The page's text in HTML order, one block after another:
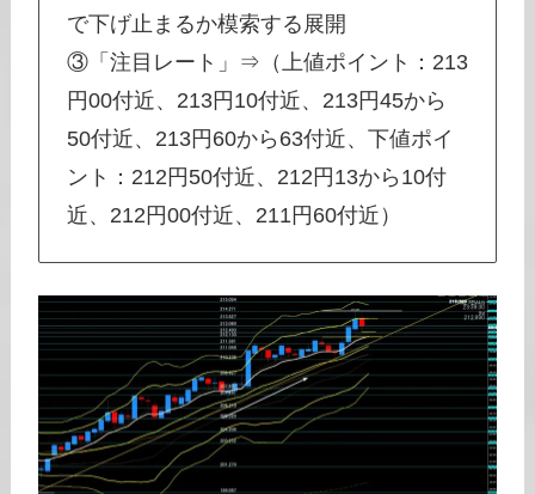
で下げ止まるか模索する展開
③「注目レート」⇒（上値ポイント：213
円00付近、213円10付近、213円45から
50付近、213円60から63付近、下値ポイ
ント：212円50付近、212円13から10付
近、212円00付近、211円60付近）